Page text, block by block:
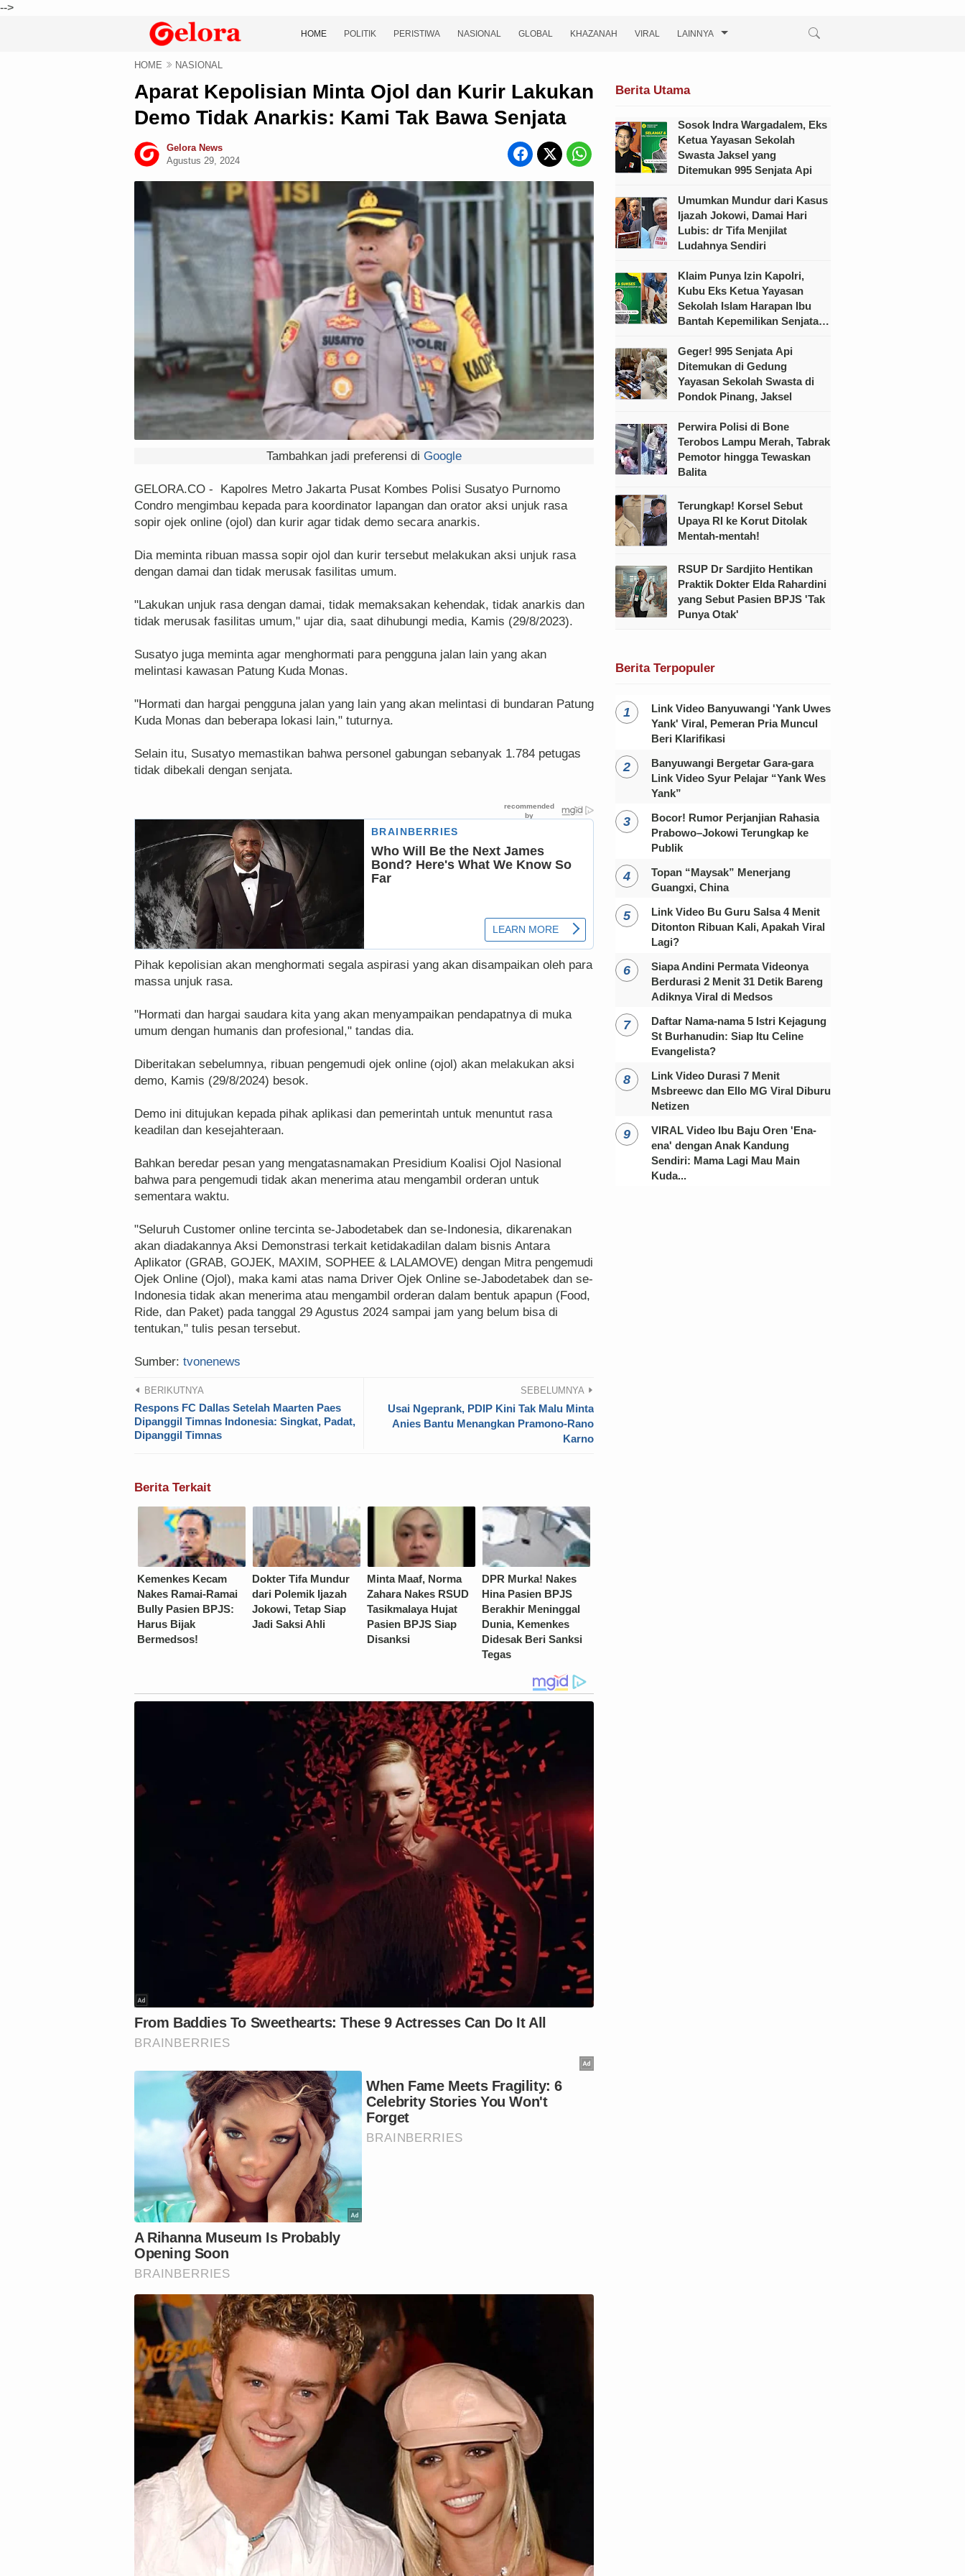
-->
HOME POLITIK PERISTIWA NASIONAL GLOBAL KHAZANAH VIRAL LAINNYA
HOME NASIONAL
Aparat Kepolisian Minta Ojol dan Kurir Lakukan
Demo Tidak Anarkis: Kami Tak Bawa Senjata
Gelora News
Agustus 29, 2024
Tambahkan jadi preferensi di Google
GELORA.CO - Kapolres Metro Jakarta Pusat Kombes Polisi Susatyo Purnomo
Condro mengimbau kepada para koordinator lapangan dan orator aksi unjuk rasa
sopir ojek online (ojol) dan kurir agar tidak demo secara anarkis.
Dia meminta ribuan massa sopir ojol dan kurir tersebut melakukan aksi unjuk rasa
dengan damai dan tidak merusak fasilitas umum.
"Lakukan unjuk rasa dengan damai, tidak memaksakan kehendak, tidak anarkis dan
tidak merusak fasilitas umum," ujar dia, saat dihubungi media, Kamis (29/8/2023).
Susatyo juga meminta agar menghormati para pengguna jalan lain yang akan
melintasi kawasan Patung Kuda Monas.
"Hormati dan hargai pengguna jalan yang lain yang akan melintasi di bundaran Patung
Kuda Monas dan beberapa lokasi lain," tuturnya.
Selain itu, Susatyo memastikan bahwa personel gabungan sebanyak 1.784 petugas
tidak dibekali dengan senjata.
Pihak kepolisian akan menghormati segala aspirasi yang akan disampaikan oleh para
massa unjuk rasa.
"Hormati dan hargai saudara kita yang akan menyampaikan pendapatnya di muka
umum dengan humanis dan profesional," tandas dia.
Diberitakan sebelumnya, ribuan pengemudi ojek online (ojol) akan melakukan aksi
demo, Kamis (29/8/2024) besok.
Demo ini ditujukan kepada pihak aplikasi dan pemerintah untuk menuntut rasa
keadilan dan kesejahteraan.
Bahkan beredar pesan yang mengatasnamakan Presidium Koalisi Ojol Nasional
bahwa para pengemudi tidak akan menerima atau mengambil orderan untuk
sementara waktu.
"Seluruh Customer online tercinta se-Jabodetabek dan se-Indonesia, dikarenakan
akan diadakannya Aksi Demonstrasi terkait ketidakadilan dalam bisnis Antara
Aplikator (GRAB, GOJEK, MAXIM, SOPHEE & LALAMOVE) dengan Mitra pengemudi
Ojek Online (Ojol), maka kami atas nama Driver Ojek Online se-Jabodetabek dan se-
Indonesia tidak akan menerima atau mengambil orderan dalam bentuk apapun (Food,
Ride, dan Paket) pada tanggal 29 Agustus 2024 sampai jam yang belum bisa di
tentukan," tulis pesan tersebut.
Sumber: tvonenews
BERIKUTNYA
Respons FC Dallas Setelah Maarten Paes
Dipanggil Timnas Indonesia: Singkat, Padat,
Dipanggil Timnas
SEBELUMNYA
Usai Ngeprank, PDIP Kini Tak Malu Minta
Anies Bantu Menangkan Pramono-Rano
Karno
Berita Terkait
Kemenkes Kecam
Nakes Ramai-Ramai
Bully Pasien BPJS:
Harus Bijak
Bermedsos!
Dokter Tifa Mundur
dari Polemik Ijazah
Jokowi, Tetap Siap
Jadi Saksi Ahli
Minta Maaf, Norma
Zahara Nakes RSUD
Tasikmalaya Hujat
Pasien BPJS Siap
Disanksi
DPR Murka! Nakes
Hina Pasien BPJS
Berakhir Meninggal
Dunia, Kemenkes
Didesak Beri Sanksi
Tegas
Berita Utama
Sosok Indra Wargadalem, Eks
Ketua Yayasan Sekolah
Swasta Jaksel yang
Ditemukan 995 Senjata Api
Umumkan Mundur dari Kasus
Ijazah Jokowi, Damai Hari
Lubis: dr Tifa Menjilat
Ludahnya Sendiri
Klaim Punya Izin Kapolri,
Kubu Eks Ketua Yayasan
Sekolah Islam Harapan Ibu
Bantah Kepemilikan Senjata
Geger! 995 Senjata Api
Ditemukan di Gedung
Yayasan Sekolah Swasta di
Pondok Pinang, Jaksel
Perwira Polisi di Bone
Terobos Lampu Merah, Tabrak
Pemotor hingga Tewaskan
Balita
Terungkap! Korsel Sebut
Upaya RI ke Korut Ditolak
Mentah-mentah!
RSUP Dr Sardjito Hentikan
Praktik Dokter Elda Rahardini
yang Sebut Pasien BPJS 'Tak
Punya Otak'
Berita Terpopuler
Link Video Banyuwangi 'Yank Uwes
Yank' Viral, Pemeran Pria Muncul
Beri Klarifikasi
Banyuwangi Bergetar Gara-gara
Link Video Syur Pelajar “Yank Wes
Yank”
Bocor! Rumor Perjanjian Rahasia
Prabowo–Jokowi Terungkap ke
Publik
Topan “Maysak” Menerjang
Guangxi, China
Link Video Bu Guru Salsa 4 Menit
Ditonton Ribuan Kali, Apakah Viral
Lagi?
Siapa Andini Permata Videonya
Berdurasi 2 Menit 31 Detik Bareng
Adiknya Viral di Medsos
Daftar Nama-nama 5 Istri Kejagung
St Burhanudin: Siap Itu Celine
Evangelista?
Link Video Durasi 7 Menit
Msbreewc dan Ello MG Viral Diburu
Netizen
VIRAL Video Ibu Baju Oren 'Ena-
ena' dengan Anak Kandung
Sendiri: Mama Lagi Mau Main
Kuda...